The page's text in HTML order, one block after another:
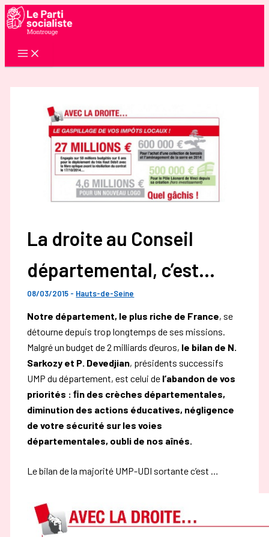
Aller
au
La droite au Conseil
départemental, c’est…
08/03/2015 - Hauts-de-Seine
Notre département, le plus riche de France, se
détourne depuis trop longtemps de ses missions.
Malgré un budget de 2 milliards d’euros, le bilan de N.
Sarkozy et P. Devedjian, présidents successifs
UMP du département, est celui de l’abandon de vos
priorités : ﬁn des crèches départementales,
diminution des actions éducatives, négligence
de votre sécurité sur les voies
départementales, oubli de nos aînés.
Le bilan de la majorité UMP-UDI sortante c’est …